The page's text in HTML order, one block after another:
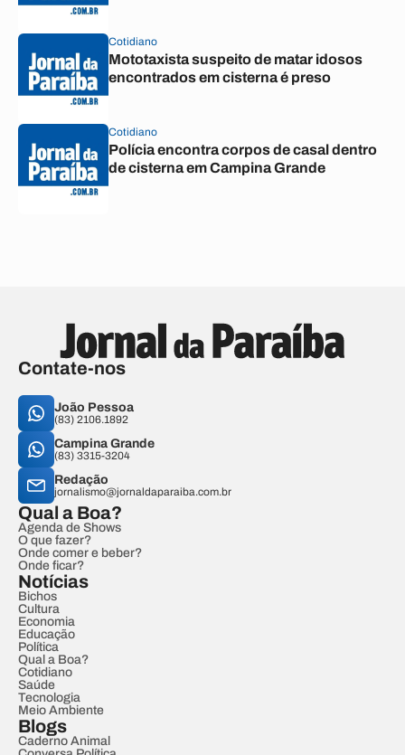
Cotidiano
Mototaxista suspeito de matar idosos
encontrados em cisterna é preso
Cotidiano
Polícia encontra corpos de casal dentro
de cisterna em Campina Grande
Contate-nos
João Pessoa
(83) 2106.1892
Campina Grande
(83) 3315-3204
Redação
jornalismo@jornaldaparaiba.com.br
Qual a Boa?
Agenda de Shows
O que fazer?
Onde comer e beber?
Onde ficar?
Notícias
Bichos
Cultura
Economia
Educação
Política
Qual a Boa?
Cotidiano
Saúde
Tecnologia
Meio Ambiente
Blogs
Caderno Animal